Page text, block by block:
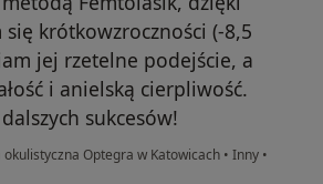
się krótkowzroczności (-8,5
jej rzetelne podejście, a
i anielską cierpliwość.
sukcesów!
okulistyczna Optegra w Katowicach • Inny •